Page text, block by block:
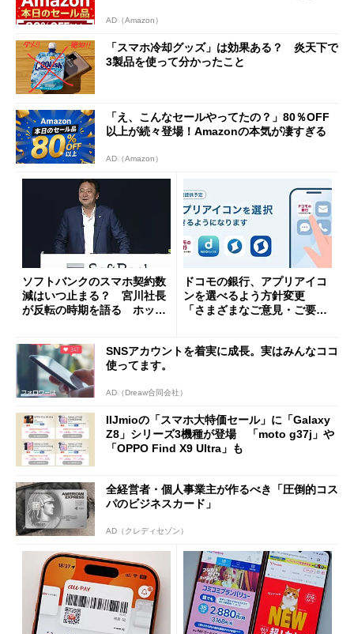
AD（Amazon）
「スマホ冷却グッズ」は効果ある？ 炎天下で
3製品を使って分かったこと
「え、こんなセールやってたの？」80％OFF
以上が続々登場！Amazonの本気が凄すぎる
AD（Amazon）
ソフトバンクのスマホ契約数
減はいつ止まる？ 宮川社長
が反転の時期を語る ホッピ
ドコモの銀行、アプリアイコ
ンを選べるよう方針変更
「さまざまなご意見・ご要望
SNSアカウントを着実に成長。実はみんなココ
使ってます。
AD（Dreaw合同会社）
IIJmioの「スマホ大特価セール」に「Galaxy
Z8」シリーズ3機種が登場 「moto g37j」や
「OPPO Find X9 Ultra」も
全経営者・個人事業主が作るべき「圧倒的コス
パのビジネスカード」
AD（クレディセゾン）